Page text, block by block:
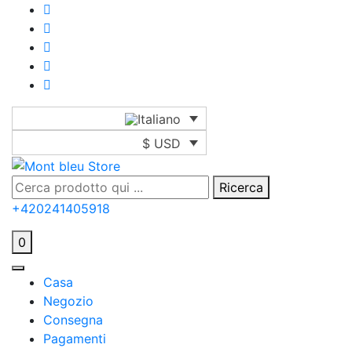
$ USD
Ricerca
+420241405918
0
Casa
Negozio
Consegna
Pagamenti